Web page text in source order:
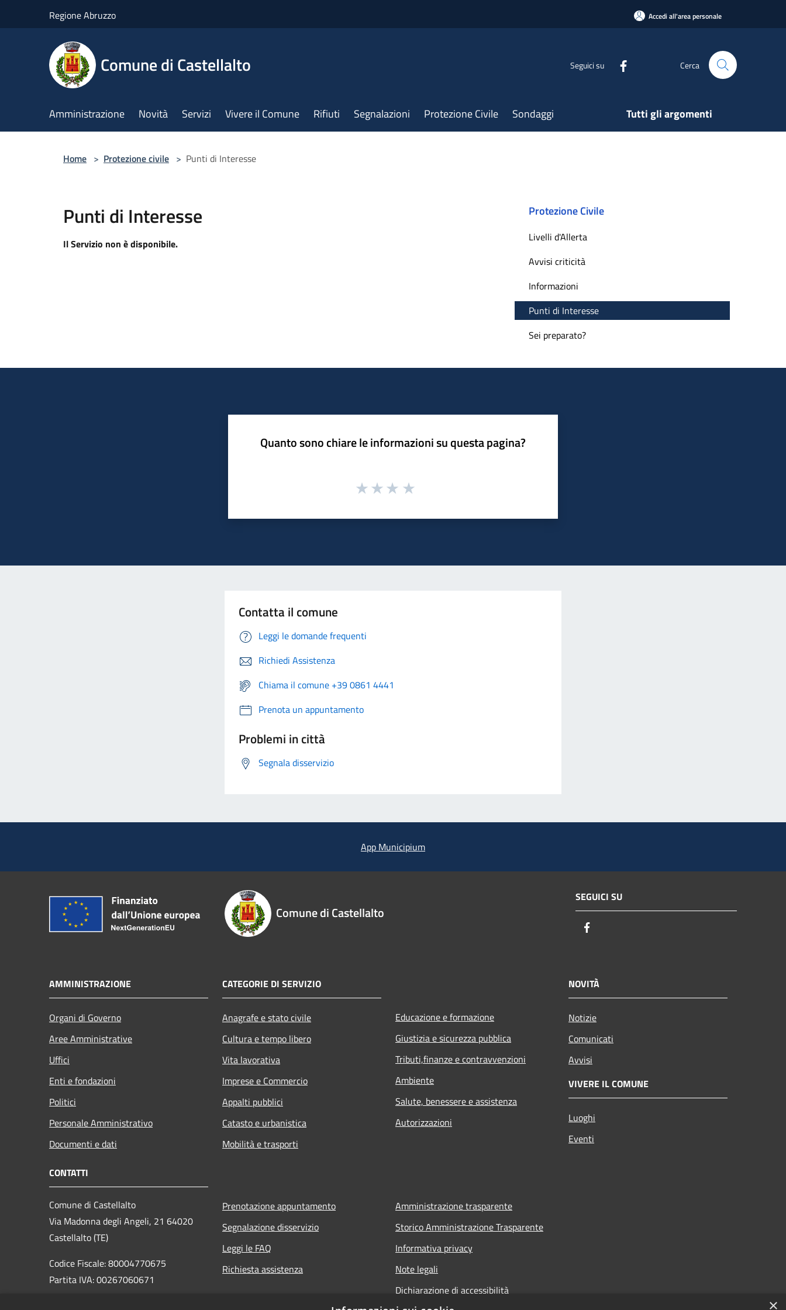
Regione Abruzzo Accedi all'area personale
Comune di Castellalto Seguici su Cerca
Amministrazione Novità Servizi Vivere il Comune Rifiuti Segnalazioni Protezione Civile Sondaggi Tutti gli argomenti
Home > Protezione civile > Punti di Interesse
Punti di Interesse
Il Servizio non è disponibile.
Protezione Civile
Livelli d'Allerta
Avvisi criticità
Informazioni
Punti di Interesse
Sei preparato?
Quanto sono chiare le informazioni su questa pagina?
Contatta il comune
Leggi le domande frequenti
Richiedi Assistenza
Chiama il comune +39 0861 4441
Prenota un appuntamento
Problemi in città
Segnala disservizio
App Municipium
Comune di Castellalto
SEGUICI SU
AMMINISTRAZIONE
Organi di Governo
Aree Amministrative
Uffici
Enti e fondazioni
Politici
Personale Amministrativo
Documenti e dati
CATEGORIE DI SERVIZIO
Anagrafe e stato civile
Cultura e tempo libero
Vita lavorativa
Imprese e Commercio
Appalti pubblici
Catasto e urbanistica
Mobilità e trasporti
Educazione e formazione
Giustizia e sicurezza pubblica
Tributi,finanze e contravvenzioni
Ambiente
Salute, benessere e assistenza
Autorizzazioni
NOVITÀ
Notizie
Comunicati
Avvisi
VIVERE IL COMUNE
Luoghi
Eventi
CONTATTI
Comune di Castellalto
Via Madonna degli Angeli, 21 64020
Castellalto (TE)
Codice Fiscale: 80004770675
Partita IVA: 00267060671
Prenotazione appuntamento
Segnalazione disservizio
Leggi le FAQ
Richiesta assistenza
Amministrazione trasparente
Storico Amministrazione Trasparente
Informativa privacy
Note legali
Dichiarazione di accessibilità
×